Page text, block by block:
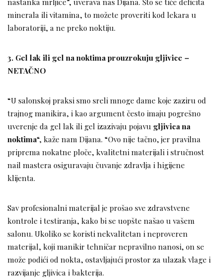
minerala ili vitamina, to možete proveriti kod lekara u
laboratoriji, a ne preko noktiju.
3. Gel lak ili gel na noktima prouzrokuju gljivice –
NETAČNO
“U salonskoj praksi smo sreli mnoge dame koje zaziru od
trajnog manikira, i kao argument često imaju pogrešno
uverenje da gel lak ili gel izazivaju pojavu gljivica na
noktima“, kaže nam Dijana. “Ovo nije tačno, jer pravilna
priprema nokatne ploče, kvalitetni materijali i stručnost
nail mastera osiguravaju čuvanje zdravlja i higijene
klijenta.
Sav profesionalni materijal je prošao sve zdravstvene
kontrole i testiranja, kako bi se uopšte našao u vašem
salonu. Ukoliko se koristi nekvalitetan i neproveren
materijal, koji manikir tehničar nepravilno nanosi, on se
može podići od nokta, ostavljajući prostor za ulazak vlage i
razvijanje gljivica i bakterija.